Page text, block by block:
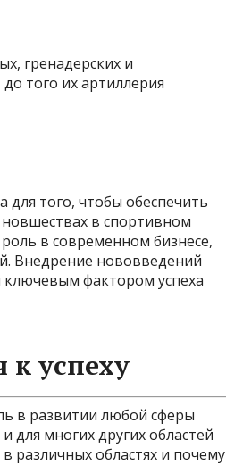
гренадерских и
того их артиллерия
того, чтобы обеспечить
в спортивном
в современном бизнесе,
Внедрение нововведений
ключевым фактором успеха
успеху
в развитии любой сферы
для многих других областей
различных областях и почему